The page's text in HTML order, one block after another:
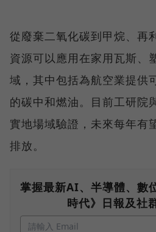
從廢棄二氧化碳到甲烷、再
資源可以應用在家用瓦斯、
域，其中包括為航空業提供
的碳中和燃油。目前工研院
實地場域驗證，未來每年有
排放。
掌握最新AI、半導體、數
時代》日報及社